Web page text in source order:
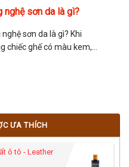
ƯA THÍCH
ô tô - Leather
bọc ghế da lại hay sơn
Sau đây là chia sẻ của
Sơn Da về vấn đề này
mọi người lựa
nghệ sơn da là gì?
nghệ sơn da là gì? Khi
chiếc ghế có màu kem,
mà được sơn phủ bên
của nhà sản xuất.